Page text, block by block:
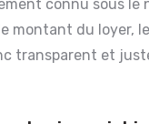
connu sous le
du loyer,
transparent et